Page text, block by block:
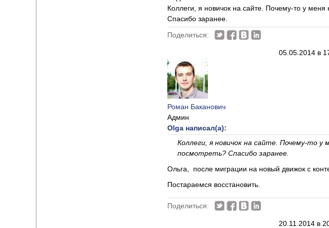
Коллеги, я новичок на сайте. Почему-то у
Спасибо заранее.
Поделиться:
05.05.2014 в
Роман Баканович
Админ
Olga написал(а):
Коллеги, я новичок на сайте. Почему-то
посмотреть? Спасибо заранее.
Ольга, после миграции на новый движок с
Постараемся восстановить.
Поделиться:
20.11.2014 в